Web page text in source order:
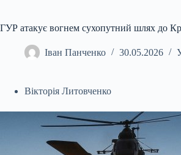
ГУР атакує вогнем сухопутний шлях до
Іван Панченко 30.05.2026
Вікторія Литовченко